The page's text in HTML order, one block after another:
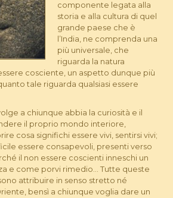
componente legata alla
storia e alla cultura di quel
grande paese che è
l’India, ne comprenda una
più universale, che
riguarda la natura
cosciente, un aspetto dunque più
tale riguarda qualsiasi essere
a chiunque abbia la curiosità e il
il proprio mondo interiore,
cosa significhi essere vivi, sentirsi vivi;
essere consapevoli, presenti verso
il non essere coscienti inneschi un
e come porvi rimedio… Tutte queste
attribuire in senso stretto né
bensì a chiunque voglia dare un